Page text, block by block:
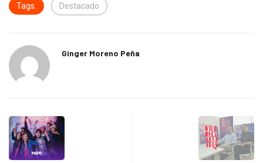
Tags: Destacado
Ginger Moreno Peña